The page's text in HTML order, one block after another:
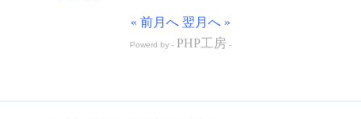
« 前月へ 翌月へ »
Powerd by - PHP工房 -